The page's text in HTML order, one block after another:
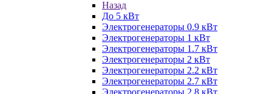
Назад
До 5 кВт
Электрогенераторы 0.9 кВт
Электрогенераторы 1 кВт
Электрогенераторы 1.7 кВт
Электрогенераторы 2 кВт
Электрогенераторы 2.2 кВт
Электрогенераторы 2.7 кВт
Электрогенераторы 2.8 кВт